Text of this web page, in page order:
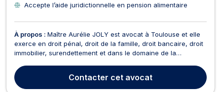
Accepte l’aide juridictionnelle en pension alimentaire
À propos : Maître Aurélie JOLY est avocat à Toulouse et elle
exerce en droit pénal, droit de la famille, droit bancaire, droit
immobilier, surendettement et dans le domaine de la
droit pénal, pour toutes infractions, contraventionnelles,
délictuelles ou criminelles dans le cadr...
Contacter cet avocat